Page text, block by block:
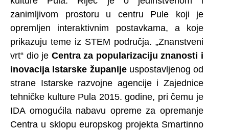
zanimljivom prostoru u centru Pule koji je
opremljen interaktivnim postavkama, a koje
prikazuju teme iz STEM područja. „Znanstveni
vrt“ dio je Centra za popularizaciju znanosti i
inovacija Istarske županijeuspostavljenog od
strane Istarske razvojne agencije i Zajednice
tehničke kulture Pula 2015. godine, pri čemu je
IDA omogućila nabavu opreme za opremanje
Centra u sklopu europskog projekta Smartinno